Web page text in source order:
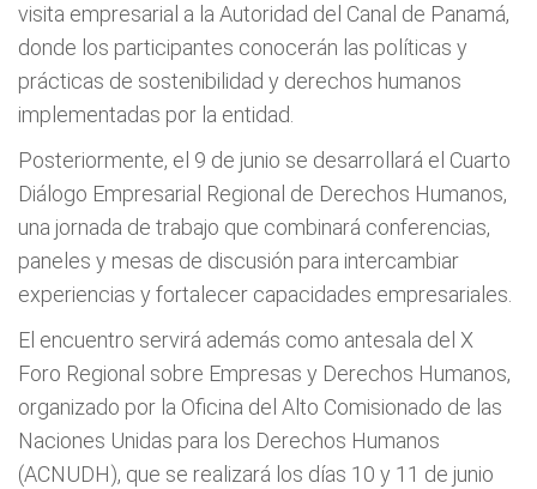
visita empresarial a la Autoridad del Canal de Panamá,
donde los participantes conocerán las políticas y
prácticas de sostenibilidad y derechos humanos
implementadas por la entidad.
Posteriormente, el 9 de junio se desarrollará el Cuarto
Diálogo Empresarial Regional de Derechos Humanos,
una jornada de trabajo que combinará conferencias,
paneles y mesas de discusión para intercambiar
experiencias y fortalecer capacidades empresariales.
El encuentro servirá además como antesala del X
Foro Regional sobre Empresas y Derechos Humanos,
organizado por la Oficina del Alto Comisionado de las
Naciones Unidas para los Derechos Humanos
(ACNUDH), que se realizará los días 10 y 11 de junio